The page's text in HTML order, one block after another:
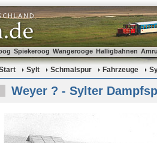
Spiekeroog Wangerooge Halligbahnen
Sylt Schmalspur Fahrzeuge
Weyer ? - Sylter